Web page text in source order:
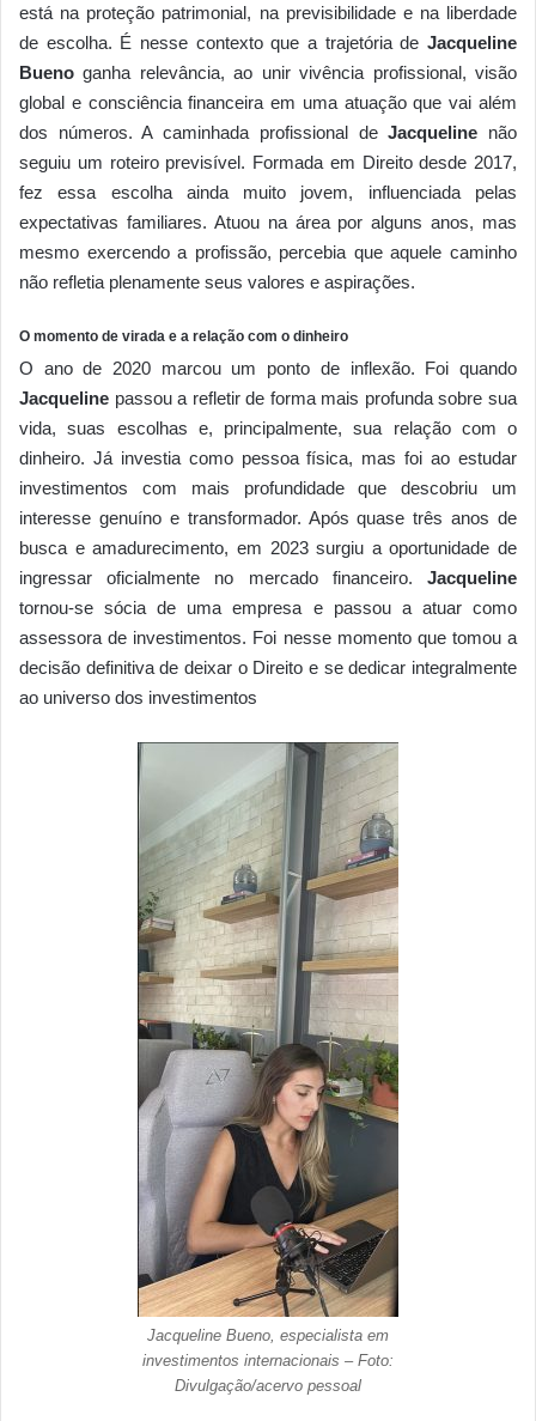
está na proteção patrimonial, na previsibilidade e na liberdade
de escolha. É nesse contexto que a trajetória de Jacqueline
Bueno ganha relevância, ao unir vivência profissional, visão
global e consciência financeira em uma atuação que vai além
dos números. A caminhada profissional deJacqueline não
seguiu um roteiro previsível. Formada em Direito desde 2017,
fez essa escolha ainda muito jovem, influenciada pelas
expectativas familiares. Atuou na área por alguns anos, mas
mesmo exercendo a profissão, percebia que aquele caminho
não refletia plenamente seus valores e aspirações.
O momento de virada e a relação com o dinheiro
O ano de 2020 marcou um ponto de inflexão. Foi quando
Jacqueline passou a refletir de forma mais profunda sobre sua
vida, suas escolhas e, principalmente, sua relação com o
dinheiro. Já investia como pessoa física, mas foi ao estudar
investimentos com mais profundidade que descobriu um
interesse genuíno e transformador. Após quase três anos de
busca e amadurecimento, em 2023 surgiu a oportunidade de
ingressar oficialmente no mercado financeiro. Jacqueline
tornou-se sócia de uma empresa e passou a atuar como
assessora de investimentos. Foi nesse momento que tomou a
decisão definitiva de deixar o Direito e se dedicar integralmente
ao universo dos investimentos
Jacqueline Bueno, especialista em
investimentos internacionais – Foto:
Divulgação/acervo pessoal